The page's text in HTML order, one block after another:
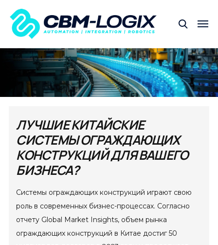
ЛУЧШИЕ КИТАЙСКИЕ
СИСТЕМЫ ОГРАЖДАЮЩИХ
КОНСТРУКЦИЙ ДЛЯ ВАШЕГО
БИЗНЕСА?
Системы ограждающих конструкций играют свою
роль в современных бизнес-процессах. Согласно
отчету Global Market Insights, объем рынка
ограждающих конструкций в Китае достиг 50